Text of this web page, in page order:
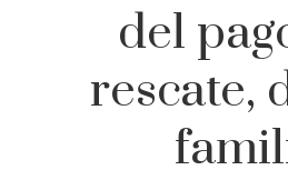
del
rescate,